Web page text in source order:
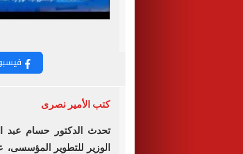
كتب الأمير نصرى
تحدث الدكتور حسام عبد
الوزير للتطوير المؤسسى،